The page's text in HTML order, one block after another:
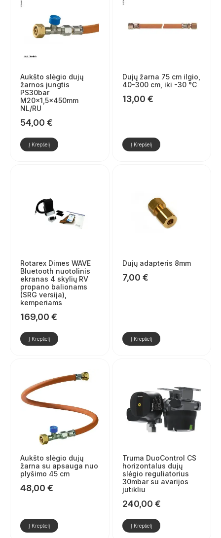
Aukšto slėgio dujų
žarnos jungtis
PS30bar
M20x1,5x450mm
NL/RU
54,00 €
Į Krepšelį
Dujų žarna 75 cm ilgio,
40-300 cm, iki -30 °C
13,00 €
Į Krepšelį
Rotarex Dimes WAVE
Bluetooth nuotolinis
ekranas 4 skylių RV
propano balionams
(SRG versija),
kemperiams
169,00 €
Į Krepšelį
Dujų adapteris 8mm
7,00 €
Į Krepšelį
Aukšto slėgio dujų
žarna su apsauga nuo
plyšimo 45 cm
48,00 €
Į Krepšelį
Truma DuoControl CS
horizontalus dujų
slėgio reguliatorius
30mbar su avarijos
jutikliu
240,00 €
Į Krepšelį